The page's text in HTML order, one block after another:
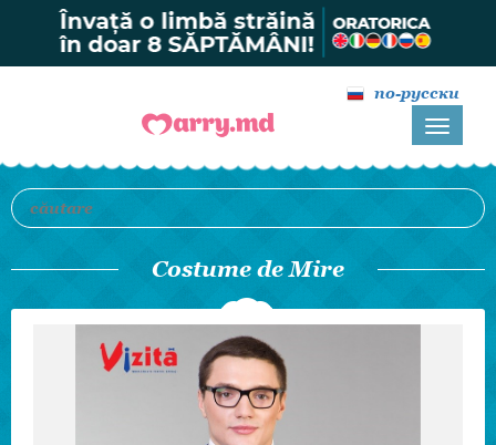
по-русски
Costume de Mire